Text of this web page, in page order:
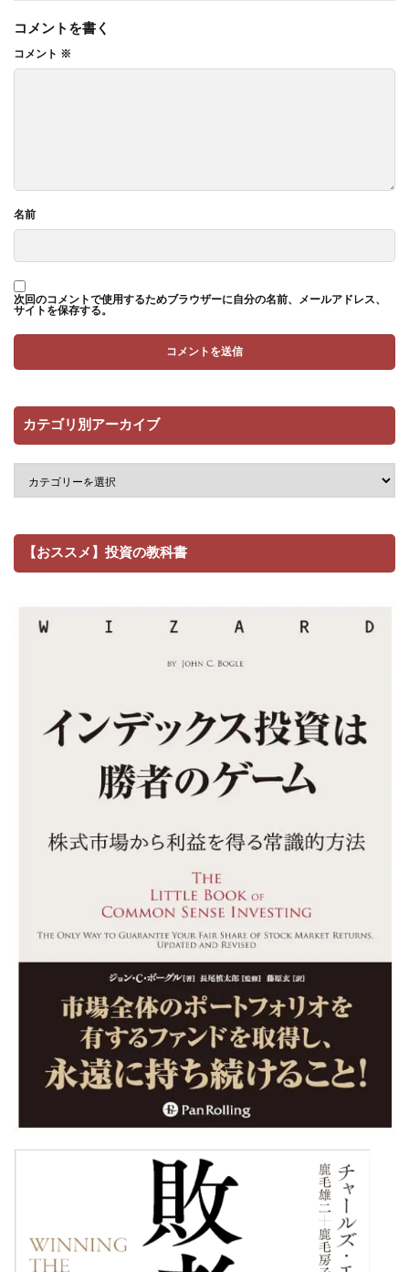
コメントを書く
コメント ※
名前
次回のコメントで使用するためブラウザーに自分の名前、メールアドレス、
サイトを保存する。
カテゴリ別アーカイブ
【おススメ】投資の教科書